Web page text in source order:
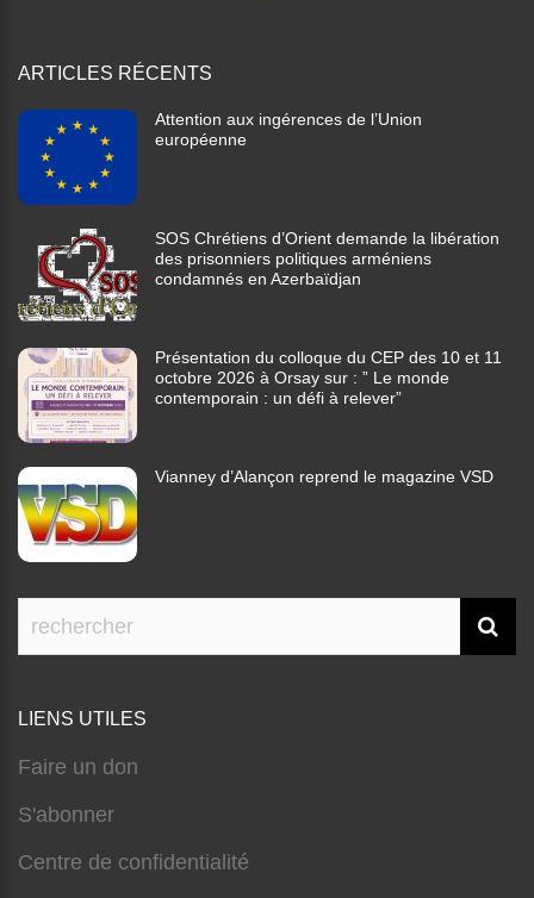
ARTICLES RÉCENTS
Attention aux ingérences de l’Union
européenne
SOS Chrétiens d’Orient demande la libération
des prisonniers politiques arméniens
condamnés en Azerbaïdjan
Présentation du colloque du CEP des 10 et 11
octobre 2026 à Orsay sur : ” Le monde
contemporain : un défi à relever”
Vianney d’Alançon reprend le magazine VSD
LIENS UTILES
Faire un don
S'abonner
Centre de confidentialité